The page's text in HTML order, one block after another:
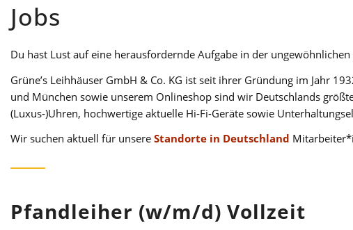
Jobs
Du hast Lust auf eine herausfordernde Aufgabe in der
Grüne’s Leihhäuser GmbH & Co. KG ist seit ihrer Gründung im Jahr
und München sowie unserem Onlineshop sind wir Deutschlands
(Luxus-)Uhren, hochwertige aktuelle Hi-Fi-Geräte sowie
Wir suchen aktuell für unsere Standorte in Deutschland
Pfandleiher (w/m/d) Vollzeit